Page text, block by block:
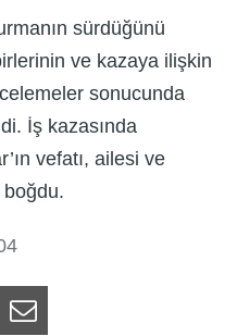
sürdüğünü
ve kazaya ilişkin
sonucunda
İş kazasında
vefatı, ailesi ve
boğdu.